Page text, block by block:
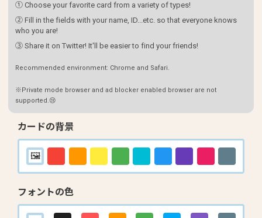
① Choose your favorite card from a variety of types!
② Fill in the fields with your name, ID...etc. so that everyone knows
who you are!
③ Share it on Twitter! It'll be easier to find your friends!
Recommended environment: Chrome and Safari.
※Private mode browser and ad blocker enabled browser are not
supported.😢
カードの背景
フォントの色